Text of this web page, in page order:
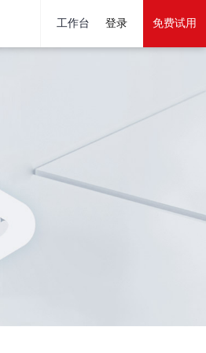
工作台 登录 免费试用